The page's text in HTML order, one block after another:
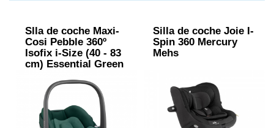
Slla de coche Maxi-
Cosi Pebble 360º
Isofix i-Size (40 - 83
cm) Essential Green
Silla de coche Joie I-
Spin 360 Mercury
Mehs